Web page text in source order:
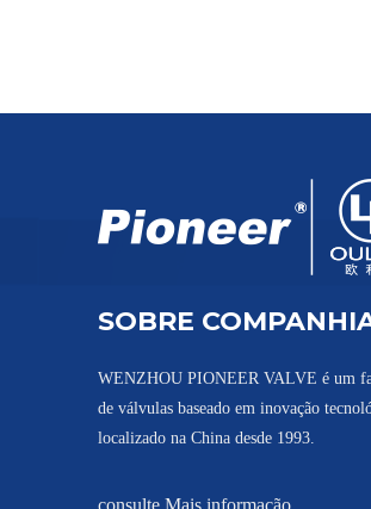
SOBRE
WENZHOU PIONEER VALVE é um
de válvulas baseado em inovação
localizado na China desde 1993.
consulte Mais informação